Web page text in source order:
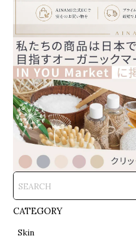
CATEGORY
Skin